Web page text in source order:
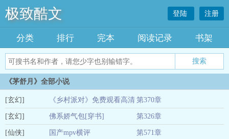
极致酷文 登陆 注册
分类 排行 完本 阅读记录 书架
《茅舒月》全部小说
[玄幻] 《乡村派对》免费观看高清 第370章
[玄幻] 佛系娇气包[穿书] 第326章
[仙侠] 国产mpv横评 第571章